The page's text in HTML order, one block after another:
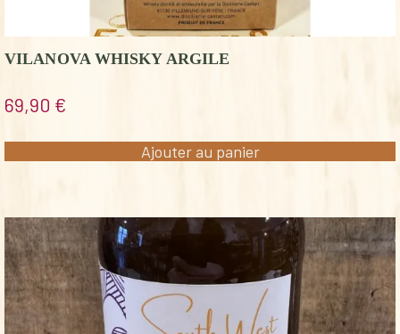
VILANOVA WHISKY ARGILE
69,90 €
Ajouter au panier